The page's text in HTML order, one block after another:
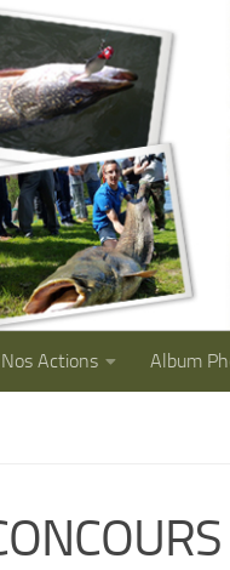
Nos Actions Album